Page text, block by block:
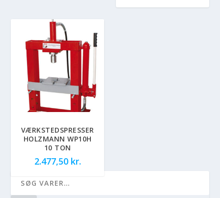
VÆRKSTEDSPRESSER
HOLZMANN WP10H
10 TON
2.477,50 kr.